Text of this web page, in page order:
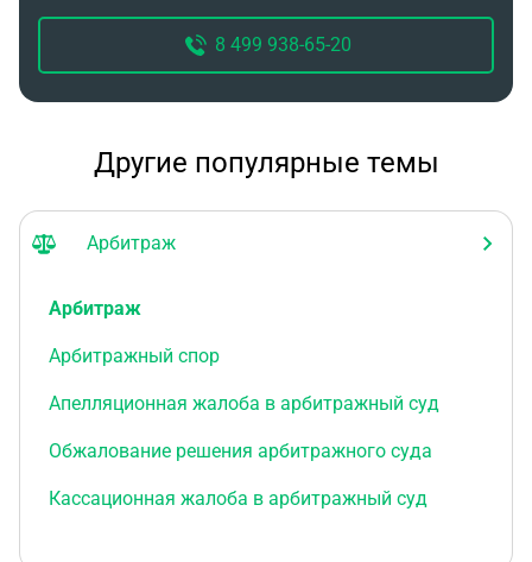
8 499 938-65-20
Другие популярные темы
Арбитраж
Арбитраж
Арбитражный спор
Апелляционная жалоба в арбитражный суд
Обжалование решения арбитражного суда
Кассационная жалоба в арбитражный суд